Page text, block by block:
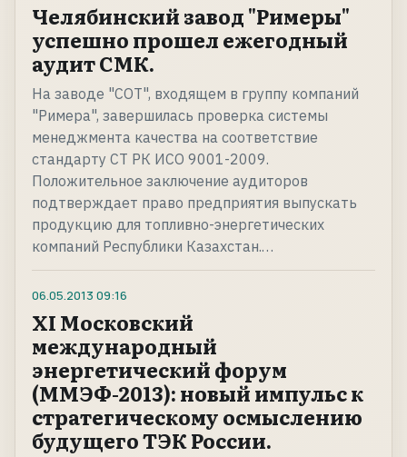
Челябинский завод "Римеры"
успешно прошел ежегодный
аудит СМК.
На заводе "СОТ", входящем в группу компаний
"Римера", завершилась проверка системы
менеджмента качества на соответствие
стандарту СТ РК ИСО 9001-2009.
Положительное заключение аудиторов
подтверждает право предприятия выпускать
продукцию для топливно-энергетических
компаний Республики Казахстан.…
06.05.2013 09:16
XI Московский
международный
энергетический форум
(ММЭФ-2013): новый импульс к
стратегическому осмыслению
будущего ТЭК России.